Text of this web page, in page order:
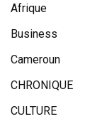
Afrique
Business
Cameroun
CHRONIQUE
CULTURE